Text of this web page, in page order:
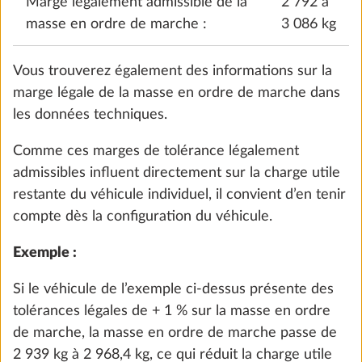
Pompe immergée avec commutateur
supplémentaire
0,4 kg
Ajouter
soit pas dépassée par l’installation de l’équipement
spécial, HOBBY a limité l’installation d’équipements
spéciaux et a fixé, côté constructeur, une « masse
maximale pour l’équipement spécial ».
Pour les camping-cars et les fourgons, elle est
techniquement admissible la masse en ordre de
marche, la masse des passagers et la charge utile
minimale. Pour les caravanes, elle se calcule en
déduisant de la masse maximale techniquement
charge utile minimale.
Étant donné que la masse en ordre de marche est
une valeur calculée soumise à des tolérances
légales allant jusqu’à ± 5 % et que ces tolérances